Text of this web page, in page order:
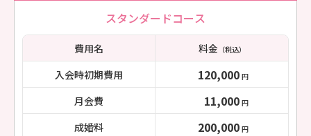
スタンダードコース
費用名 料金（税込）
入会時初期費用 120,000 円
月会費 11,000 円
成婚料 200,000 円